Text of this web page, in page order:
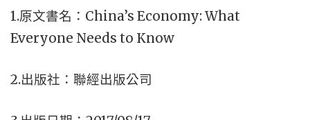
1.原文書名： China’s Economy: What
Everyone Needs to Know
2.出版社：聯經出版公司